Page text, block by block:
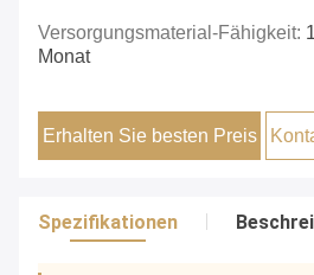
Versorgungsmaterial-Fähigkeit:
Monat
Erhalten Sie besten Preis
Spezifikationen